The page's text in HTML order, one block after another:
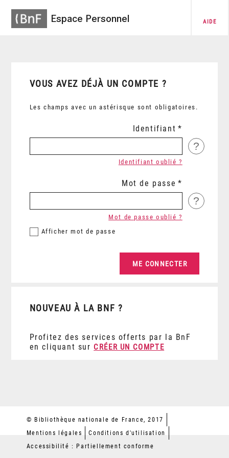
Espace Personnel AIDE
VOUS AVEZ DÉJÀ UN COMPTE ?
Les champs avec un astérisque sont obligatoires.
Identifiant
?
Identifiant oublié ?
Mot de passe
?
Afficher mot de passe
Mot de passe oublié ?
NOUVEAU À LA BNF ?
Profitez des services offerts par la BnF
en cliquant sur CRÉER UN COMPTE
© Bibliothèque nationale de France, 2017
Mentions légales
Conditions d'utilisation
Accessibilité : Partiellement conforme